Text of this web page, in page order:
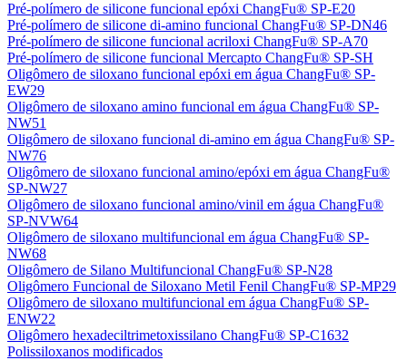
Pré-polímero de silicone funcional epóxi ChangFu® SP-E20
Pré-polímero de silicone di-amino funcional ChangFu® SP-DN46
Pré-polímero de silicone funcional acriloxi ChangFu® SP-A70
Pré-polímero de silicone funcional Mercapto ChangFu® SP-SH
Oligômero de siloxano funcional epóxi em água ChangFu® SP-
EW29
Oligômero de siloxano amino funcional em água ChangFu® SP-
NW51
Oligômero de siloxano funcional di-amino em água ChangFu® SP-
NW76
Oligômero de siloxano funcional amino/epóxi em água ChangFu®
SP-NW27
Oligômero de siloxano funcional amino/vinil em água ChangFu®
SP-NVW64
Oligômero de siloxano multifuncional em água ChangFu® SP-
NW68
Oligômero de Silano Multifuncional ChangFu® SP-N28
Oligômero Funcional de Siloxano Metil Fenil ChangFu® SP-MP29
Oligômero de siloxano multifuncional em água ChangFu® SP-
ENW22
Oligômero hexadeciltrimetoxissilano ChangFu® SP-C1632
Polissiloxanos modificados